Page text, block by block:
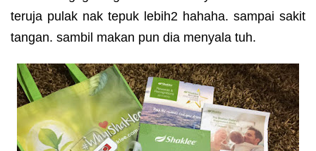
teruja pulak nak tepuk lebih2 hahaha. sampai sakit
tangan. sambil makan pun dia menyala tuh.